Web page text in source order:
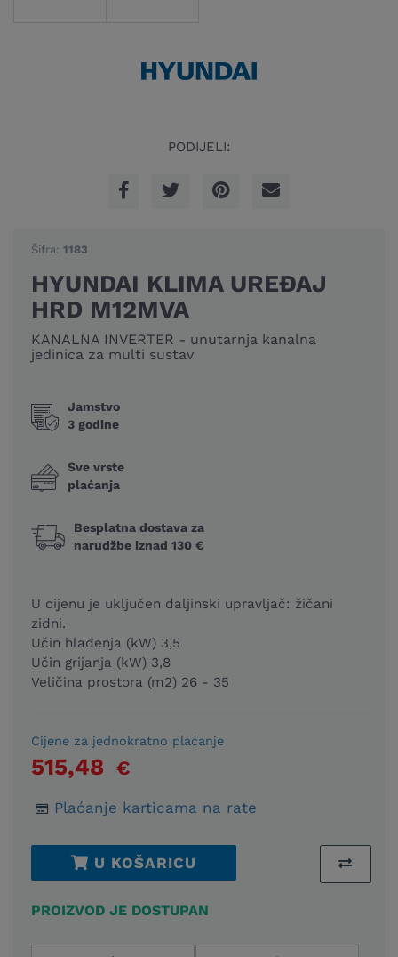
PODIJELI:
Šifra: 1183
HYUNDAI KLIMA UREĐAJ
HRD M12MVA
KANALNA INVERTER - unutarnja kanalna
jedinica za multi sustav
Jamstvo
3 godine
Sve vrste
plaćanja
Besplatna dostava za
narudžbe iznad 130 €
U cijenu je uključen daljinski upravljač: žičani
zidni.
Učin hlađenja (kW) 3,5
Učin grijanja (kW) 3,8
Veličina prostora (m2) 26 - 35
Cijene za jednokratno plaćanje
515,48 €
Plaćanje karticama na rate
U KOŠARICU
PROIZVOD JE DOSTUPAN